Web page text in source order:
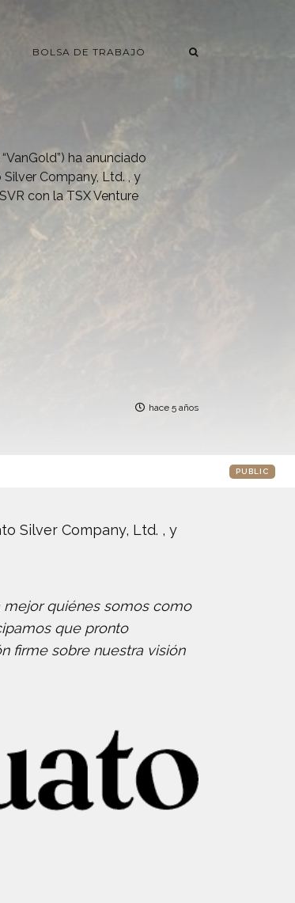
BOLSA DE TRABAJO
ha anunciado
Company, Ltd. , y
con la TSX Venture
hace 5 años
PUBLIC
Silver Company, Ltd. , y
mejor quiénes somos como
que pronto
firme sobre nuestra visión